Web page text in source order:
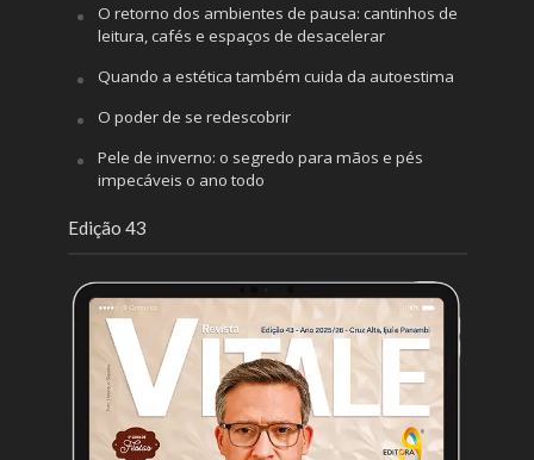
O retorno dos ambientes de pausa: cantinhos de
leitura, cafés e espaços de desacelerar
Quando a estética também cuida da autoestima
O poder de se redescobrir
Pele de inverno: o segredo para mãos e pés
impecáveis o ano todo
Edição 43